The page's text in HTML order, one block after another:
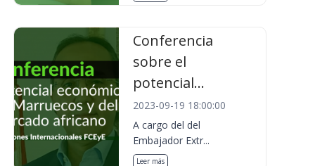
Conferencia
sobre el
potencial...
2023-09-19 18:00:00
A cargo del del
Embajador Extr...
Leer más